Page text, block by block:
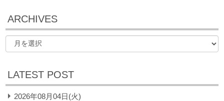
ARCHIVES
LATEST POST
2026年08月04日(火)